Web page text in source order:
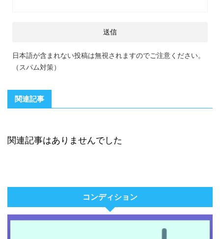
日本語が含まれない投稿は無視されますのでご注意ください。
（スパム対策）
関連記事
関連記事はありませんでした
コンディション